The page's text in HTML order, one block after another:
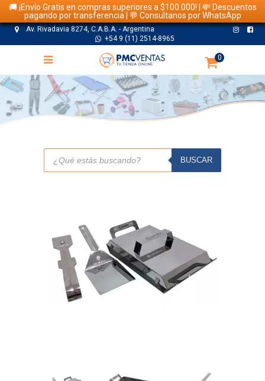
🚚 ¡Envío Gratis en compras superiores a $100.000! | 💸 Descuentos
pagando por transferencia | 💬 Consultanos por WhatsApp
Av. Rivadavia 8274, C.A.B.A. - Argentina
+54 9 (11) 2514-8965
0
TIENDA
Búsqueda
productos
BUSCAR